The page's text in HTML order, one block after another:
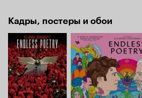
Кадры, постеры и обои